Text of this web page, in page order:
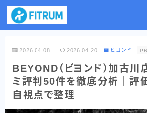
2026.04.08 2026.04.20 ビヨンド PR
BEYOND（ビヨンド）加古川
ミ評判50件を徹底分析｜評
自視点で整理